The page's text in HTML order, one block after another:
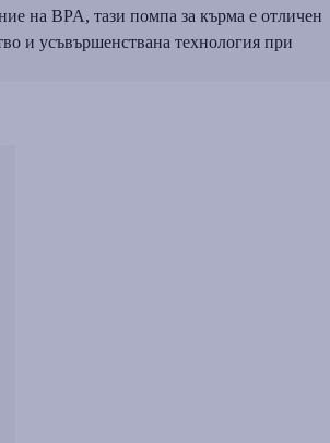
на BPA, тази помпа за кърма е отличен
и усъвършенствана технология при